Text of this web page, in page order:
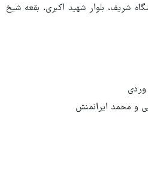
شریف، بلوار شهید اکبری، بقعه شیخ
و محمد ایرانمنش